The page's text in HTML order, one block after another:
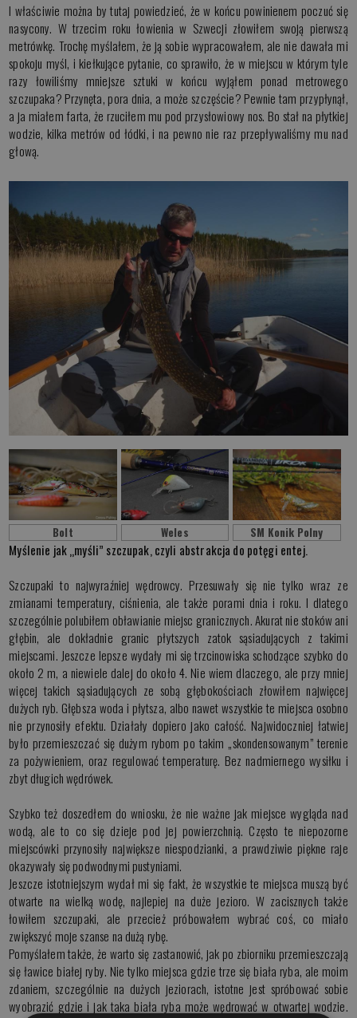
I właściwie można by tutaj powiedzieć, że w końcu powinienem poczuć się
nasycony. W trzecim roku łowienia w Szwecji złowiłem swoją pierwszą
metrówkę. Trochę myślałem, że ją sobie wypracowałem, ale nie dawała mi
spokoju myśl, i kiełkujące pytanie, co sprawiło, że w miejscu w którym tyle
razy łowiliśmy mniejsze sztuki w końcu wyjąłem ponad metrowego
szczupaka? Przynęta, pora dnia, a może szczęście? Pewnie tam przypłynął,
a ja miałem farta, że rzuciłem mu pod przysłowiowy nos. Bo stał na płytkiej
wodzie, kilka metrów od łódki, i na pewno nie raz przepływaliśmy mu nad
głową.
Bolt Weles SM Konik Polny
Myślenie jak „myśli” szczupak, czyli abstrakcja do potęgi entej.
Szczupaki to najwyraźniej wędrowcy. Przesuwały się nie tylko wraz ze
zmianami temperatury, ciśnienia, ale także porami dnia i roku. I dlatego
szczególnie polubiłem obławianie miejsc granicznych. Akurat nie stoków ani
głębin, ale dokładnie granic płytszych zatok sąsiadujących z takimi
miejscami. Jeszcze lepsze wydały mi się trzcinowiska schodzące szybko do
około 2 m, a niewiele dalej do około 4. Nie wiem dlaczego, ale przy mniej
więcej takich sąsiadujących ze sobą głębokościach złowiłem najwięcej
dużych ryb. Głębsza woda i płytsza, albo nawet wszystkie te miejsca osobno
nie przynosiły efektu. Działały dopiero jako całość. Najwidoczniej łatwiej
było przemieszczać się dużym rybom po takim „skondensowanym” terenie
za pożywieniem, oraz regulować temperaturę. Bez nadmiernego wysiłku i
zbyt długich wędrówek.
Szybko też doszedłem do wniosku, że nie ważne jak miejsce wygląda nad
wodą, ale to co się dzieje pod jej powierzchnią. Często te niepozorne
miejscówki przynosiły największe niespodzianki, a prawdziwie piękne raje
okazywały się podwodnymi pustyniami.
Jeszcze istotniejszym wydał mi się fakt, że wszystkie te miejsca muszą być
otwarte na wielką wodę, najlepiej na duże jezioro. W zacisznych także
łowiłem szczupaki, ale przecież próbowałem wybrać coś, co miało
zwiększyć moje szanse na dużą rybę.
Pomyślałem także, że warto się zastanowić, jak po zbiorniku przemieszczają
się ławice białej ryby. Nie tylko miejsca gdzie trze się biała ryba, ale moim
zdaniem, szczególnie na dużych jeziorach, istotne jest spróbować sobie
wyobrazić gdzie i jak taka biała ryba może wędrować w otwartej wodzie.